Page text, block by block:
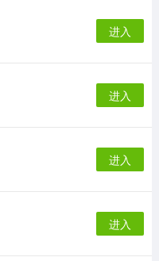
进入
进入
进入
进入